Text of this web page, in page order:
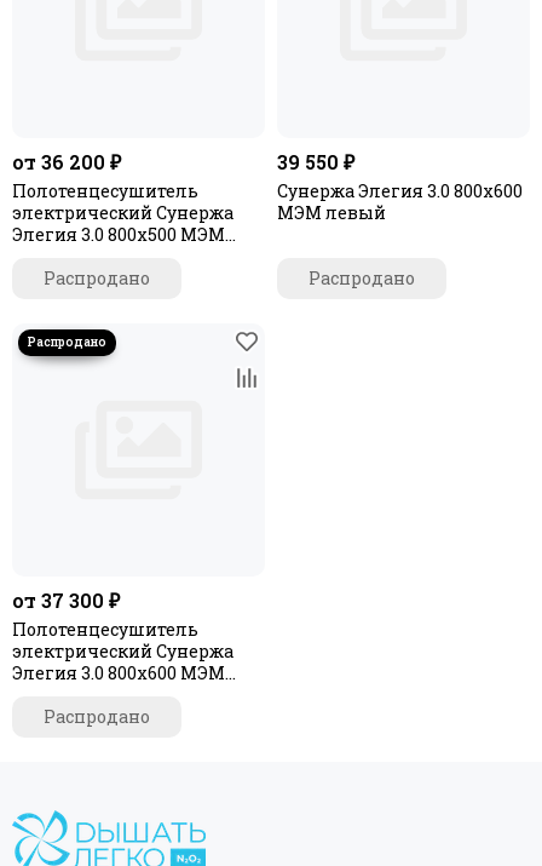
от 36 200 ₽
Полотенцесушитель
электрический Сунержа
Элегия 3.0 800х500 МЭМ
Распродано
39 550 ₽
Сунержа Элегия 3.0 800х600
МЭМ левый
Распродано
от 37 300 ₽
Полотенцесушитель
электрический Сунержа
Элегия 3.0 800х600 МЭМ
Распродано